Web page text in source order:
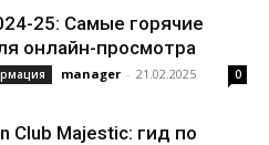
25: Самые горячие
онлайн-просмотра
manager - 21.02.2025 0
Club Majestic: гид по